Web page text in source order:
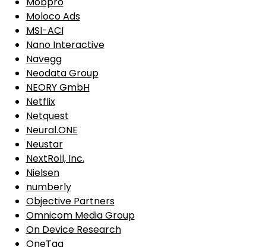
Moloco Ads
MSI-ACI
Nano Interactive
Navegg
Neodata Group
NEORY GmbH
Netflix
Netquest
Neural.ONE
Neustar
NextRoll, Inc.
Nielsen
numberly
Objective Partners
Omnicom Media Group
On Device Research
OneTag